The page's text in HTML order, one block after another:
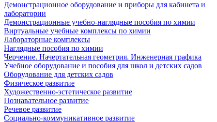
Демонстрационное оборудование и приборы для кабинета и
лаборатории
Демонстрационные учебно-наглядные пособия по химии
Виртуальные учебные комплексы по химии
Лабораторные комплексы
Наглядные пособия по химии
Черчение. Начертательная геометрия. Инженерная графика
Учебное оборудование и пособия для школ и детских садов
Оборудование для детских садов
Физическое развитие
Художественно-эстетическое развитие
Познавательное развитие
Речевое развитие
Социально-коммуникативное развитие